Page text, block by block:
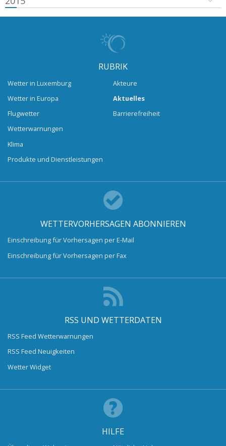
RUBRIK
Wetter in Luxemburg
Wetter in Europa
Flugwetter
Wetterwarnungen
Klima
Produkte und Dienstleistungen
Akteure
Aktuelles
Barrierefreiheit
WETTERVORHERSAGEN ABONNIEREN
Einschreibung für Vorhersagen per E-Mail
Einschreibung für Vorhersagen per Fax
RSS UND WETTERDATEN
RSS Feed Wetterwarnungen
RSS Feed Neuigkeiten
Wetter Widget
HILFE